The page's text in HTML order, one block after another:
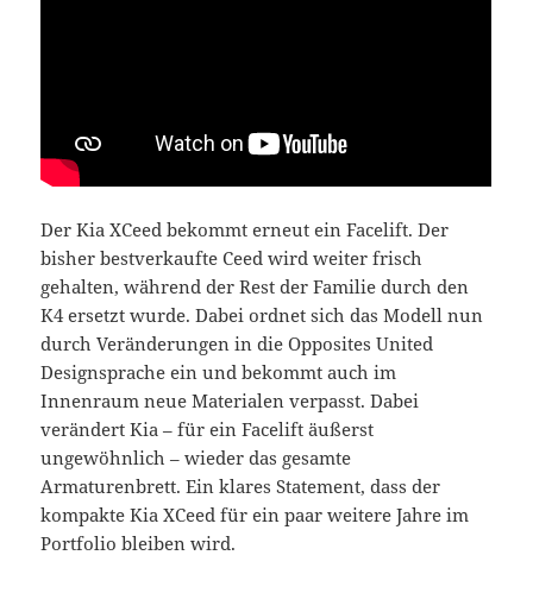
Der Kia XCeed bekommt erneut ein Facelift. Der
bisher bestverkaufte Ceed wird weiter frisch
gehalten, während der Rest der Familie durch den
K4 ersetzt wurde. Dabei ordnet sich das Modell nun
durch Veränderungen in die Opposites United
Designsprache ein und bekommt auch im
Innenraum neue Materialen verpasst. Dabei
verändert Kia – für ein Facelift äußerst
ungewöhnlich – wieder das gesamte
Armaturenbrett. Ein klares Statement, dass der
kompakte Kia XCeed für ein paar weitere Jahre im
Portfolio bleiben wird.